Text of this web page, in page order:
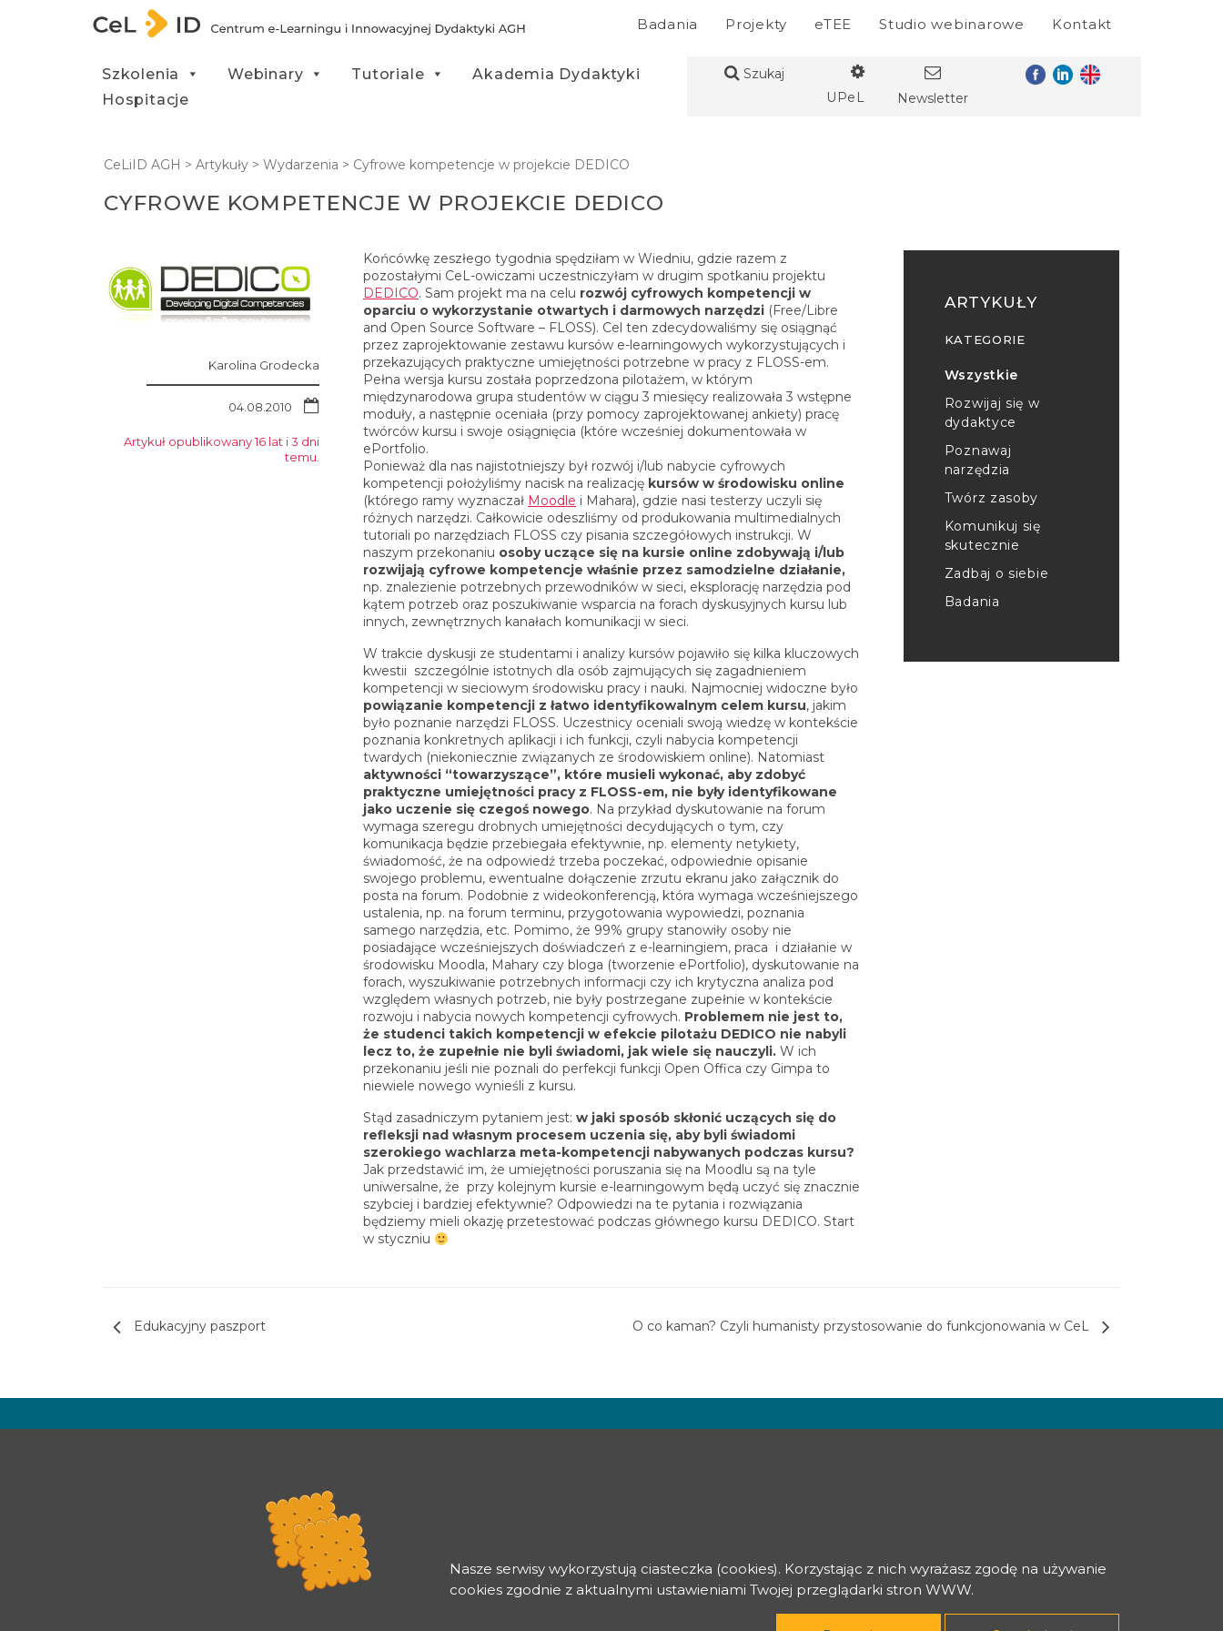
Badania Projekty eTEE Studio webinarowe Kontakt
Szkolenia Webinary Tutoriale
Akademia Dydaktyki
Hospitacje
Szukaj
UPeL
Newsletter
CeLiID AGH > Artykuły > Wydarzenia > Cyfrowe kompetencje w projekcie DEDICO
CYFROWE KOMPETENCJE W PROJEKCIE DEDICO
Karolina Grodecka
04.08.2010
Artykuł opublikowany 16 lat i 3 dni
temu.
Końcówkę zeszłego tygodnia spędziłam w Wiedniu, gdzie razem z
pozostałymi CeL-owiczami uczestniczyłam w drugim spotkaniu projektu
DEDICO. Sam projekt ma na celu rozwój cyfrowych kompetencji w
oparciu o wykorzystanie otwartych i darmowych narzędzi (Free/Libre
and Open Source Software – FLOSS). Cel ten zdecydowaliśmy się osiągnąć
przez zaprojektowanie zestawu kursów e-learningowych wykorzystujących i
przekazujących praktyczne umiejętności potrzebne w pracy z FLOSS-em.
Pełna wersja kursu została poprzedzona pilotażem, w którym
międzynarodowa grupa studentów w ciągu 3 miesięcy realizowała 3 wstępne
moduły, a następnie oceniała (przy pomocy zaprojektowanej ankiety) pracę
twórców kursu i swoje osiągnięcia (które wcześniej dokumentowała w
ePortfolio.
Ponieważ dla nas najistotniejszy był rozwój i/lub nabycie cyfrowych
kompetencji położyliśmy nacisk na realizację kursów w środowisku online
(którego ramy wyznaczał Moodle i Mahara), gdzie nasi testerzy uczyli się
różnych narzędzi. Całkowicie odeszliśmy od produkowania multimedialnych
tutoriali po narzędziach FLOSS czy pisania szczegółowych instrukcji. W
naszym przekonaniu osoby uczące się na kursie online zdobywają i/lub
rozwijają cyfrowe kompetencje właśnie przez samodzielne działanie,
np. znalezienie potrzebnych przewodników w sieci, eksplorację narzędzia pod
kątem potrzeb oraz poszukiwanie wsparcia na forach dyskusyjnych kursu lub
innych, zewnętrznych kanałach komunikacji w sieci.
W trakcie dyskusji ze studentami i analizy kursów pojawiło się kilka kluczowych
kwestii szczególnie istotnych dla osób zajmujących się zagadnieniem
kompetencji w sieciowym środowisku pracy i nauki. Najmocniej widoczne było
powiązanie kompetencji z łatwo identyfikowalnym celem kursu, jakim
było poznanie narzędzi FLOSS. Uczestnicy oceniali swoją wiedzę w kontekście
poznania konkretnych aplikacji i ich funkcji, czyli nabycia kompetencji
twardych (niekoniecznie związanych ze środowiskiem online). Natomiast
aktywności “towarzyszące”, które musieli wykonać, aby zdobyć
praktyczne umiejętności pracy z FLOSS-em, nie były identyfikowane
jako uczenie się czegoś nowego. Na przykład dyskutowanie na forum
wymaga szeregu drobnych umiejętności decydujących o tym, czy
komunikacja będzie przebiegała efektywnie, np. elementy netykiety,
świadomość, że na odpowiedź trzeba poczekać, odpowiednie opisanie
swojego problemu, ewentualne dołączenie zrzutu ekranu jako załącznik do
posta na forum. Podobnie z wideokonferencją, która wymaga wcześniejszego
ustalenia, np. na forum terminu, przygotowania wypowiedzi, poznania
samego narzędzia, etc. Pomimo, że 99% grupy stanowiły osoby nie
posiadające wcześniejszych doświadczeń z e-learningiem, praca i działanie w
środowisku Moodla, Mahary czy bloga (tworzenie ePortfolio), dyskutowanie na
forach, wyszukiwanie potrzebnych informacji czy ich krytyczna analiza pod
względem własnych potrzeb, nie były postrzegane zupełnie w kontekście
rozwoju i nabycia nowych kompetencji cyfrowych. Problemem nie jest to,
że studenci takich kompetencji w efekcie pilotażu DEDICO nie nabyli
lecz to, że zupełnie nie byli świadomi, jak wiele się nauczyli. W ich
przekonaniu jeśli nie poznali do perfekcji funkcji Open Offica czy Gimpa to
niewiele nowego wynieśli z kursu.
Stąd zasadniczym pytaniem jest: w jaki sposób skłonić uczących się do
refleksji nad własnym procesem uczenia się, aby byli świadomi
szerokiego wachlarza meta-kompetencji nabywanych podczas kursu?
Jak przedstawić im, że umiejętności poruszania się na Moodlu są na tyle
uniwersalne, że przy kolejnym kursie e-learningowym będą uczyć się znacznie
szybciej i bardziej efektywnie? Odpowiedzi na te pytania i rozwiązania
będziemy mieli okazję przetestować podczas głównego kursu DEDICO. Start
w styczniu
ARTYKUŁY
KATEGORIE
Wszystkie
Rozwijaj się w
dydaktyce
Poznawaj
narzędzia
Twórz zasoby
Komunikuj się
skutecznie
Zadbaj o siebie
Badania
Edukacyjny paszport O co kaman? Czyli humanisty przystosowanie do funkcjonowania w CeL
Nasze serwisy wykorzystują ciasteczka (cookies). Korzystając z nich wyrażasz zgodę na używanie
cookies zgodnie z aktualnymi ustawieniami Twojej przeglądarki stron WWW.